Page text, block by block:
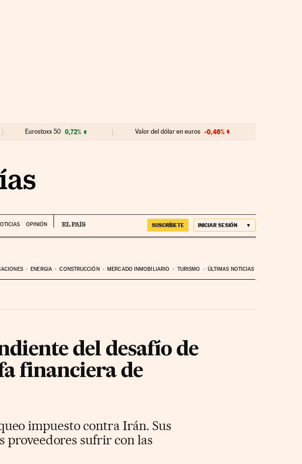
Eurostoxx 50 0,72% Valor del dólar en euros -0,46%
OPINIÓN SUSCRÍBETE INICIAR SESIÓN
ENERGIA CONSTRUCCIÓN MERCADO INMOBILIARIO TURISMO ÚLTIMAS NOTICIAS
del desafío de
financiera de
impuesto contra Irán. Sus
proveedores sufrir con las